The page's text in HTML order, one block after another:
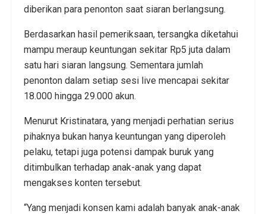
diberikan para penonton saat siaran berlangsung.
Berdasarkan hasil pemeriksaan, tersangka diketahui
mampu meraup keuntungan sekitar Rp5 juta dalam
satu hari siaran langsung. Sementara jumlah
penonton dalam setiap sesi live mencapai sekitar
18.000 hingga 29.000 akun.
Menurut Kristinatara, yang menjadi perhatian serius
pihaknya bukan hanya keuntungan yang diperoleh
pelaku, tetapi juga potensi dampak buruk yang
ditimbulkan terhadap anak-anak yang dapat
mengakses konten tersebut.
“Yang menjadi konsen kami adalah banyak anak-anak